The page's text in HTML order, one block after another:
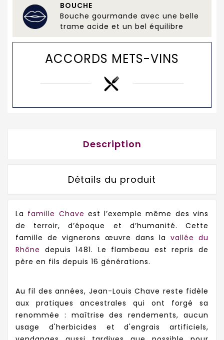
BOUCHE
Bouche gourmande avec une belle
trame acide et un bel équilibre
ACCORDS METS-VINS
Description
Détails du produit
La famille Chave est l’exemple même des vins
de terroir, d’époque et d’humanité. Cette
famille de vignerons œuvre dans la vallée du
Rhône depuis 1481. Le flambeau est repris de
père en fils depuis 16 générations.
Au fil des années, Jean-Louis Chave reste fidèle
aux pratiques ancestrales qui ont forgé sa
renommée : maîtrise des rendements, aucun
usage d'herbicides et d'engrais artificiels,